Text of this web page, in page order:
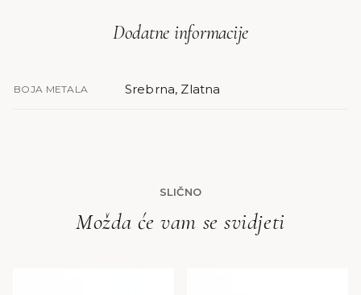
Dodatne informacije
BOJA METALA Srebrna, Zlatna
SLIČNO
Možda će vam se svidjeti